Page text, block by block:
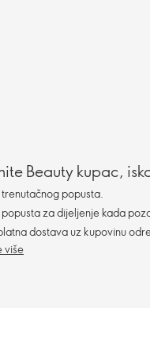
Beauty kupac,
trenutačnog popusta.
popusta za dijeljenje kada
dostava uz kupovinu
više